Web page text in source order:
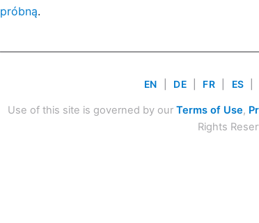
próbną.
EN DE FR ES
Use of this site is governed by our Terms of Use,
Rights